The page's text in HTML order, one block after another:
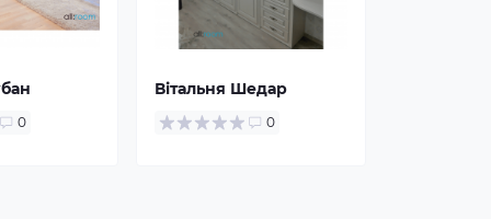
0
Вітальня Шедар
0